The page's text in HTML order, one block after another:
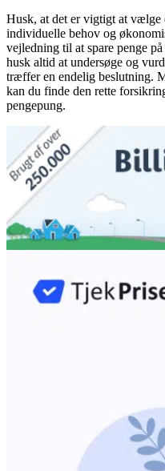
Husk, at det er vigtigt at vælge
individuelle behov og
vejledning til at spare penge
husk altid at undersøge og
træffer en endelig beslutning.
kan du finde den rette
pengepung.